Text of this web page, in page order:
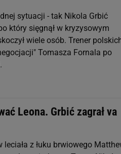
sytuacji - tak Nikola Grbić
który sięgnął w kryzysowym
wiele osób. Trener
Tomasza Fornala po
Leona. Grbić zagrał va
z łuku brwiowego